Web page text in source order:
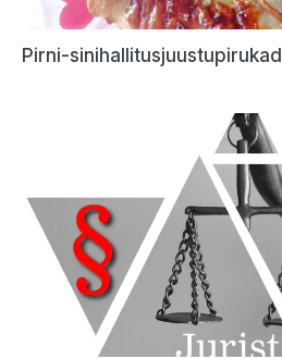
Pirni-sinihallitusjuustupirukad